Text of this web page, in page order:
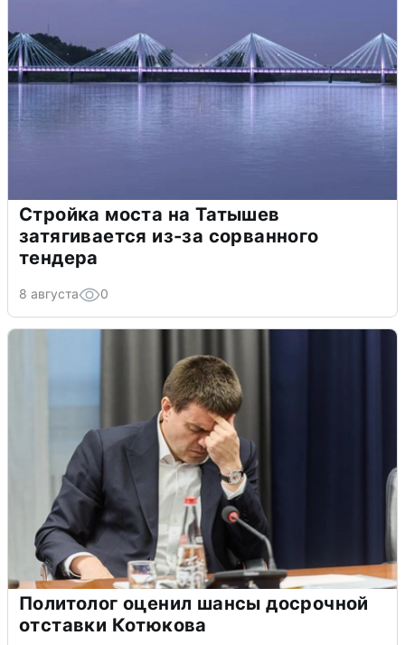
Стройка моста на Татышев
затягивается из-за сорванного
тендера
8 августа 0
Политолог оценил шансы досрочной
отставки Котюкова